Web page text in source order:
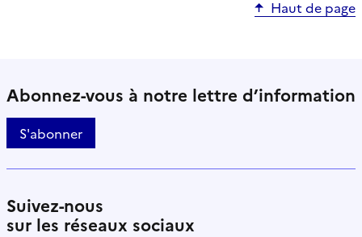
Haut de page
Abonnez-vous à notre lettre d’information
S'abonner
Suivez-nous
sur les réseaux sociaux